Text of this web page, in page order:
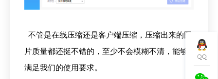
不管是在线压缩还是客户端压缩，压缩出来的图
片质量都还挺不错的，至少不会模糊不清，能够
满足我们的使用要求。